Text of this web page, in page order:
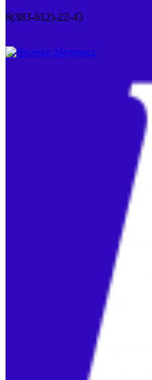
8(383-612)-22-43